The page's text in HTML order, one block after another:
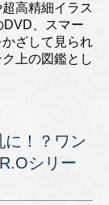
高精細イラス
DVD、スマー
かざして見られ
上の図鑑とし
に！？ワン
シリー